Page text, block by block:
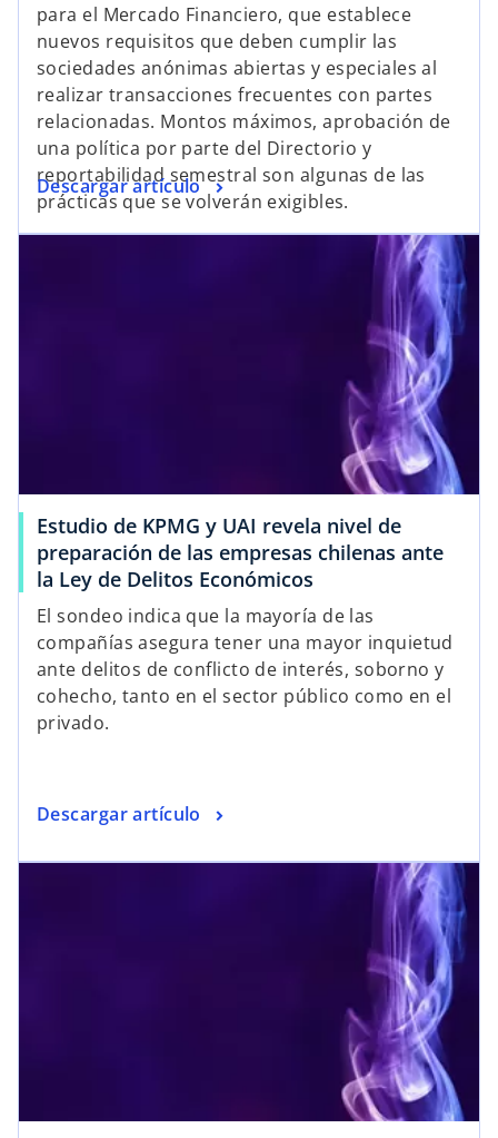
para el Mercado Financiero, que establece
nuevos requisitos que deben cumplir las
sociedades anónimas abiertas y especiales al
realizar transacciones frecuentes con partes
relacionadas. Montos máximos, aprobación de
una política por parte del Directorio y
reportabilidad semestral son algunas de las
prácticas que se volverán exigibles.
Descargar artículo
Estudio de KPMG y UAI revela nivel de
preparación de las empresas chilenas ante
la Ley de Delitos Económicos
El sondeo indica que la mayoría de las
compañías asegura tener una mayor inquietud
ante delitos de conflicto de interés, soborno y
cohecho, tanto en el sector público como en el
privado.
Descargar artículo